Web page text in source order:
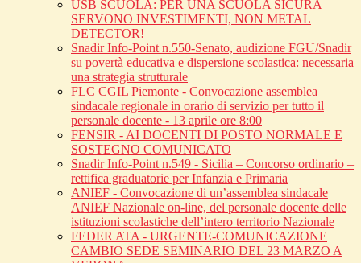
USB SCUOLA: PER UNA SCUOLA SICURA
SERVONO INVESTIMENTI, NON METAL
DETECTOR!
Snadir Info-Point n.550-Senato, audizione FGU/Snadir
su povertà educativa e dispersione scolastica: necessaria
una strategia strutturale
FLC CGIL Piemonte - Convocazione assemblea
sindacale regionale in orario di servizio per tutto il
personale docente - 13 aprile ore 8:00
FENSIR - AI DOCENTI DI POSTO NORMALE E
SOSTEGNO COMUNICATO
Snadir Info-Point n.549 - Sicilia – Concorso ordinario –
rettifica graduatorie per Infanzia e Primaria
ANIEF - Convocazione di un’assemblea sindacale
ANIEF Nazionale on-line, del personale docente delle
istituzioni scolastiche dell’intero territorio Nazionale
FEDER ATA - URGENTE-COMUNICAZIONE
CAMBIO SEDE SEMINARIO DEL 23 MARZO A